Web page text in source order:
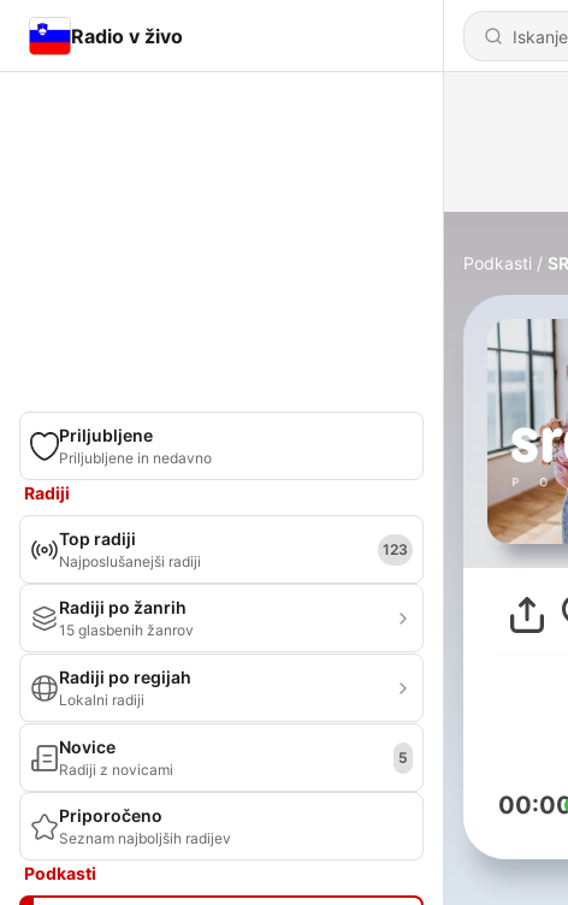
Radio v živo
Priljubljene
Priljubljene in nedavno
Radiji
Top radiji
Najposlušanejši radiji
123
Radiji po žanrih
15 glasbenih žanrov
Radiji po regijah
Lokalni radiji
Novice
Radiji z novicami
5
Priporočeno
Seznam najboljših radijev
Podkasti
Podkasti